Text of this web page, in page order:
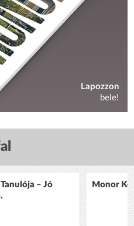
Lapozzon
bele!
– Jó
Monor